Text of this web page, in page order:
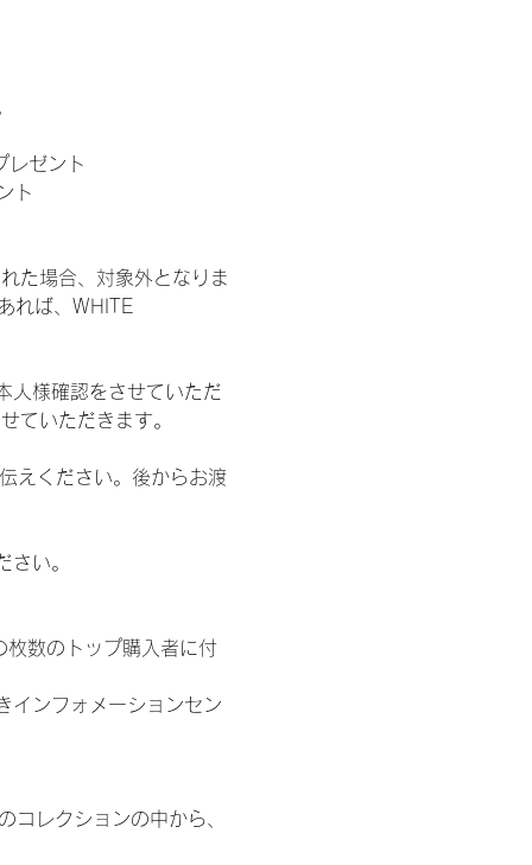
レゼント
ト
た場合、対象外となりま
れば、WHITE
人様確認をさせていただ
ていただきます。
えください。後からお渡
い。
数のトップ購入者に付
インフォメーションセン
レクションの中から、